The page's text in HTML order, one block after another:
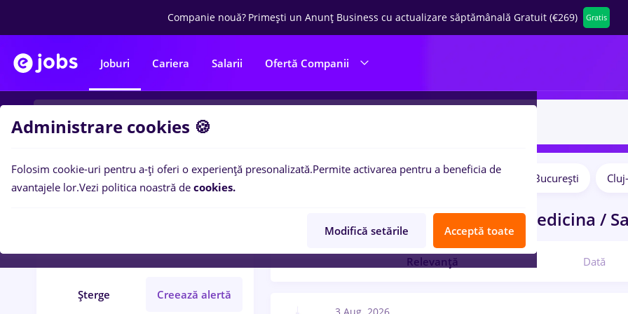
Companie nouă? Primești un Anunț Business cu actualizare săptămânală Gratuit (€269) Gratis
Joburi Cariera Salarii Ofertă Companii
Filtre
Șterge Creează alertă
București
sector 1inMedicina /
Relevanță Dată
Administrare cookies 🍪
Folosim cookie-uri pentru a-ți oferi o experiență presonalizată.Permite activarea pentru a beneficia de
avantajele lor.Vezi politica noastră de cookies.
Modifică setările Acceptă toate